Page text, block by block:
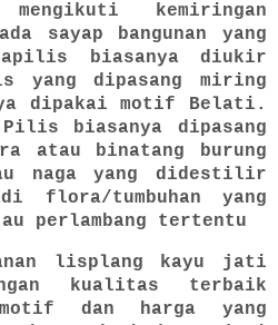
kemiringan
sayap bangunan yang
biasanya diukir
yang dipasang miring
dipakai motif Belati.
Pilis biasanya dipasang
atau binatang burung
naga yang didestilir
flora/tumbuhan yang
perlambang tertentu
lisplang kayu jati
kualitas terbaik
dan harga yang